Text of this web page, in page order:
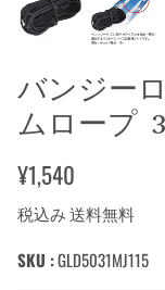
バンジー
ムロープ
¥1,540
税込み 送料無料
SKU :GLD5031MJ115